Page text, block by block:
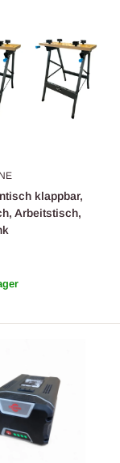
klappbar,
Arbeitstisch,